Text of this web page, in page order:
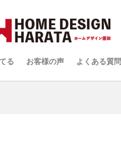
る お客様の声 よくある質問